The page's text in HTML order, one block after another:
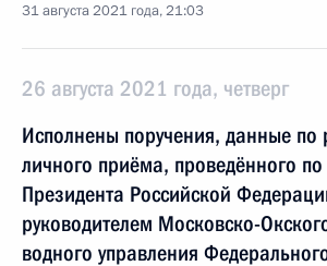
31 августа 2021 года, 21:03
26 августа 2021 года, четверг
Исполнены поручения, данные по
личного приёма, проведённого
Президента Российской
руководителем Московско-
водного управления